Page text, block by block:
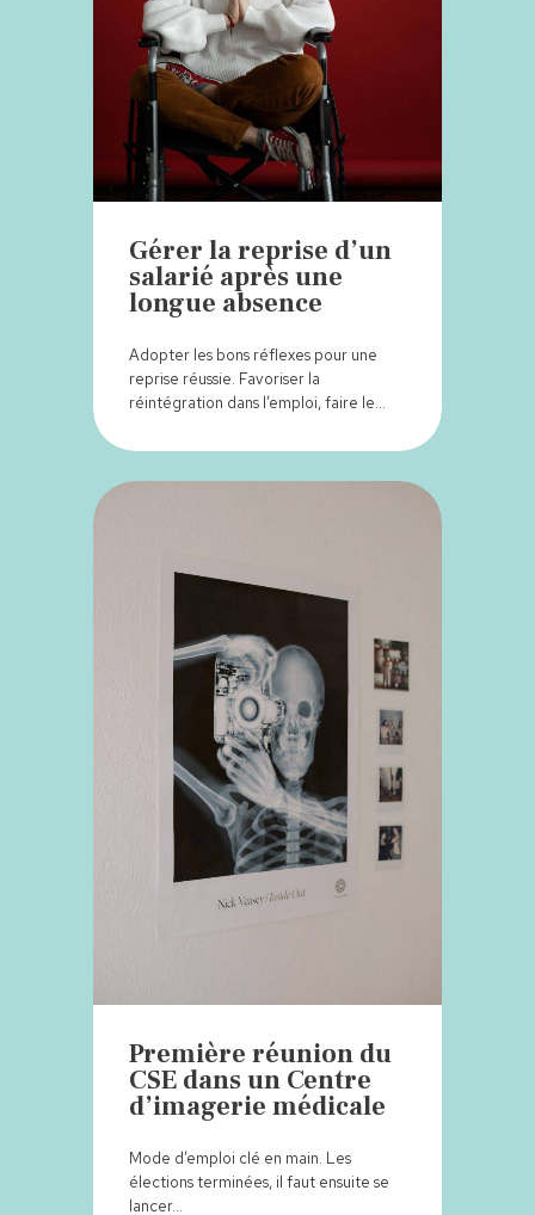
Gérer la reprise d’un
salarié après une
longue absence
Adopter les bons réflexes pour une
reprise réussie. Favoriser la
réintégration dans l’emploi, faire le…
Première réunion du
CSE dans un Centre
d’imagerie médicale
Mode d’emploi clé en main. Les
élections terminées, il faut ensuite se
lancer…